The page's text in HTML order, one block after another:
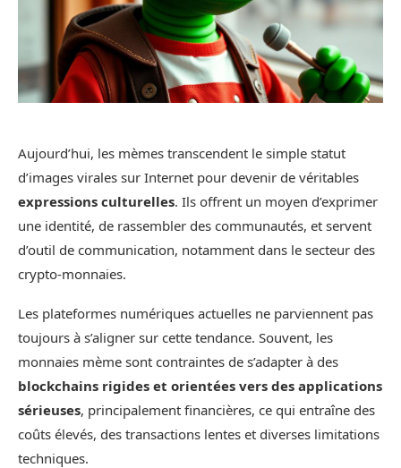
Aujourd’hui, les mèmes transcendent le simple statut
d’images virales sur Internet pour devenir de véritables
expressions culturelles. Ils offrent un moyen d’exprimer
une identité, de rassembler des communautés, et servent
d’outil de communication, notamment dans le secteur des
crypto-monnaies.
Les plateformes numériques actuelles ne parviennent pas
toujours à s’aligner sur cette tendance. Souvent, les
monnaies mème sont contraintes de s’adapter à des
blockchains rigides et orientées vers des applications
sérieuses, principalement financières, ce qui entraîne des
coûts élevés, des transactions lentes et diverses limitations
techniques.